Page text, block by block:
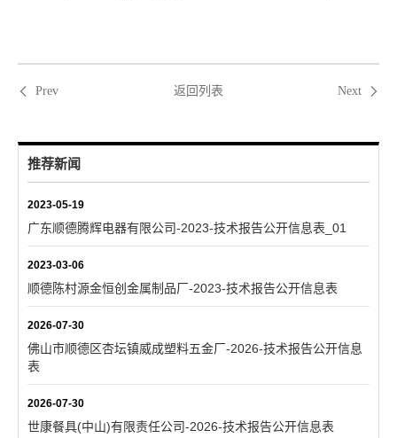
Prev 返回列表 Next
推荐新闻
2023-05-19
广东顺德腾辉电器有限公司-2023-技术报告公开信息表_01
2023-03-06
顺德陈村源金恒创金属制品厂-2023-技术报告公开信息表
2026-07-30
佛山市顺德区杏坛镇威成塑料五金厂-2026-技术报告公开信息
表
2026-07-30
世康餐具(中山)有限责任公司-2026-技术报告公开信息表